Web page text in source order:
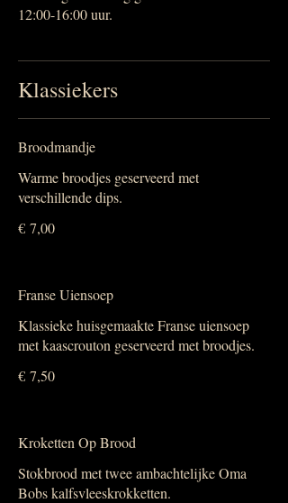
12:00-16:00 uur.
Klassiekers
Broodmandje
Warme broodjes geserveerd met
verschillende dips.
€ 7,00
Franse Uiensoep
Klassieke huisgemaakte Franse uiensoep
met kaascrouton geserveerd met broodjes.
€ 7,50
Kroketten Op Brood
Stokbrood met twee ambachtelijke Oma
Bobs kalfsvleeskrokketten.